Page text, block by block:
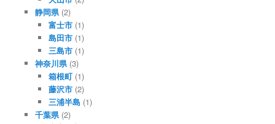
静岡県(2)
富士市 (1)
島田市 (1)
三島市 (1)
神奈川県(3)
箱根町 (1)
藤沢市 (2)
三浦半島 (1)
千葉県(2)